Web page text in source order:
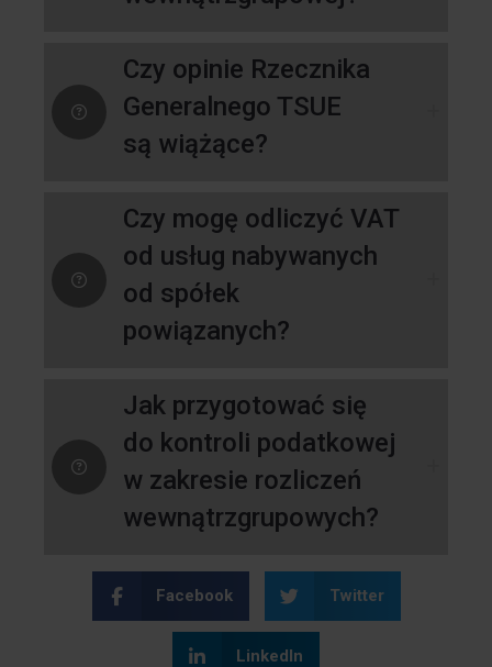
Czy opinie Rzecznika
Generalnego TSUE
są wiążące?
Czy mogę odliczyć VAT
od usług nabywanych
od spółek
powiązanych?
Jak przygotować się
do kontroli podatkowej
w zakresie rozliczeń
wewnątrzgrupowych?
Facebook Twitter
LinkedIn